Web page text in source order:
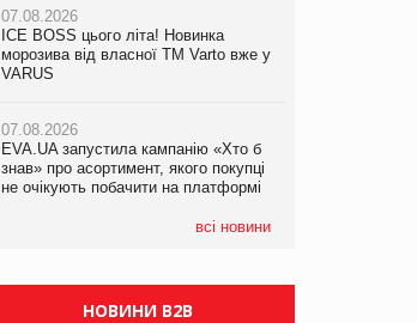
07.08.2026
ICE BOSS цього літа! Новинка
морозива від власної ТМ Varto вже у
VARUS
07.08.2026
EVA.UA запустила кампанію «Хто б
знав» про асортимент, якого покупці
не очікують побачити на платформі
всі новини
07.08.2026
ICE BOSS цього літа! Новинка
морозива від власної ТМ Varto вже у
VARUS
07.08.2026
EVA.UA запустила кампанію «Хто б
знав» про асортимент, якого покупці
не очікують побачити на платформі
07.08.2026
Франція заборонила рекламні дзвінки
НОВИНИ B2B